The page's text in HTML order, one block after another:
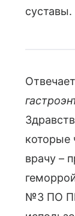
Отвечает
которые
врачу –
№3 ПО